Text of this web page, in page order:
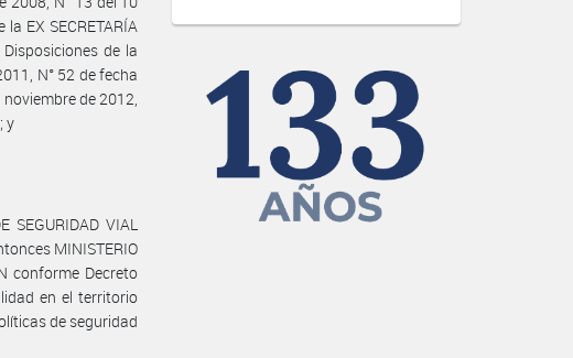
EX SECRETARÍA
de la
N° 52 de fecha
de 2012,
y
SEGURIDAD VIAL
MINISTERIO
conforme Decreto
en el territorio
de seguridad